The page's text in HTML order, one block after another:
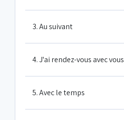
3. Au suivant
4. J'ai rendez-vous avec vous
5. Avec le temps